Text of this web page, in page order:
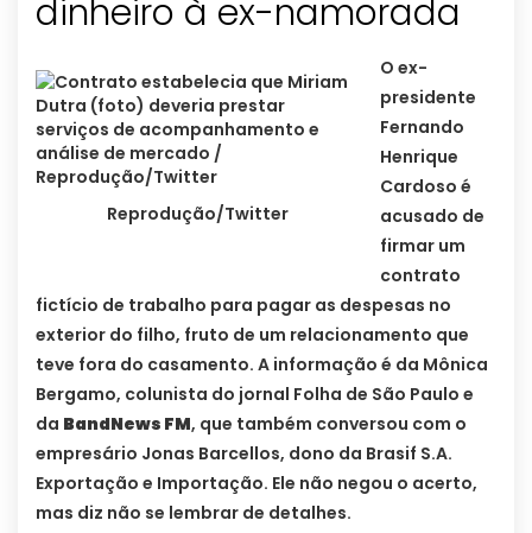
dinheiro à ex-namorada
Reprodução/Twitter
O ex-
presidente
Fernando
Henrique
Cardoso é
acusado de
firmar um
contrato
fictício de trabalho para pagar as despesas no
exterior do filho, fruto de um relacionamento que
teve fora do casamento. A informação é da Mônica
Bergamo, colunista do jornal Folha de São Paulo e
da BandNews FM, que também conversou com o
empresário Jonas Barcellos, dono da Brasif S.A.
Exportação e Importação. Ele não negou o acerto,
mas diz não se lembrar de detalhes.